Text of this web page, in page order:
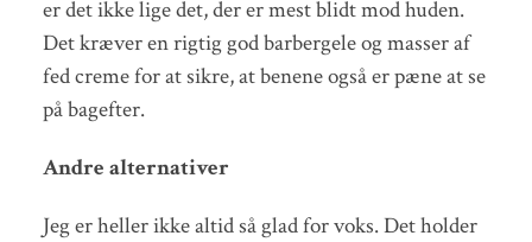
er det ikke lige det, der er mest blidt mod huden.
Det kræver en rigtig god barbergele og masser af
fed creme for at sikre, at benene også er pæne at se
på bagefter.
Andre alternativer
Jeg er heller ikke altid så glad for voks. Det holder